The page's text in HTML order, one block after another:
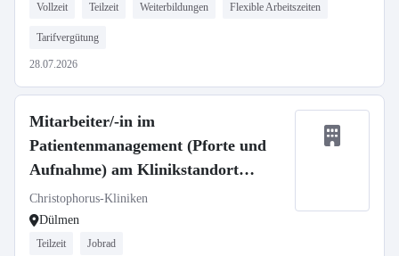
Vollzeit Teilzeit Weiterbildungen Flexible Arbeitszeiten
Tarifvergütung
28.07.2026
Mitarbeiter/-in im
Patientenmanagement (Pforte und
Aufnahme) am Klinikstandort
Dülmen
Christophorus-Kliniken
Dülmen
Teilzeit Jobrad